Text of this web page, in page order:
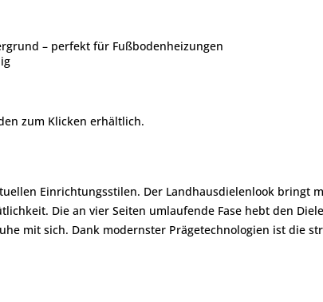
– perfekt für Fußbodenheizungen
zum Klicken erhältlich.
Einrichtungsstilen. Der Landhausdielenlook bringt
Die an vier Seiten umlaufende Fase hebt den
mit sich. Dank modernster Prägetechnologien ist die